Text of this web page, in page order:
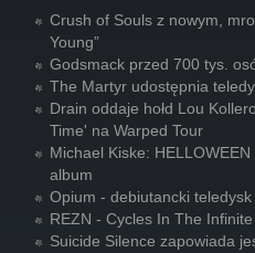
Crush of Souls z nowym,
Young”
Godsmack przed 700 tys.
The Martyr udostępnia
Drain oddaje hołd Lou
Time' na Warped Tour
Michael Kiske:
album
Opium - debiutancki teledysk
REZN - Cycles In The
Suicide Silence zapowiada